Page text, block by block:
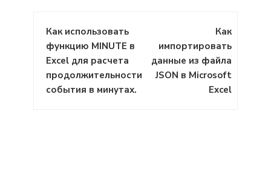
Навигация
по
записям
Как использовать
функцию MINUTE в
Excel для расчета
продолжительности
события в минутах.
Как
импортировать
данные из файла
JSON в Microsoft
Excel